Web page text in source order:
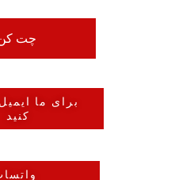
چت
برای ما
کنید